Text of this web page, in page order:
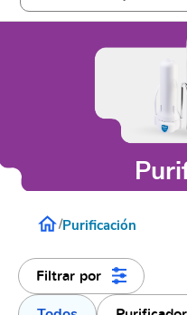
/Purificación
Filtrar por